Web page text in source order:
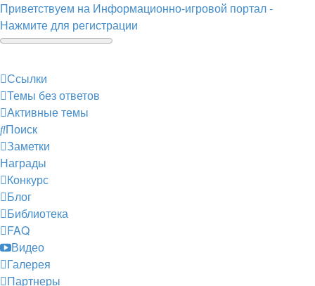
Приветствуем на Информационно-игровой портал -
Нажмите для регистрации
Ссылки
Темы без ответов
Активные темы
Поиск
Заметки
Награды
Конкурс
Блог
Библиотека
FAQ
Видео
Галерея
Партнеры